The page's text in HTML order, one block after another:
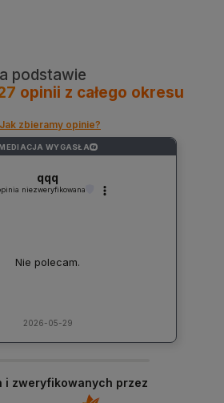
podstawie
opinii z całego okresu
Jak zbieramy opinie?
WYGASŁA ?
qqq
niezweryfikowana
Nie polecam.
2026-05-29
i zweryfikowanych przez